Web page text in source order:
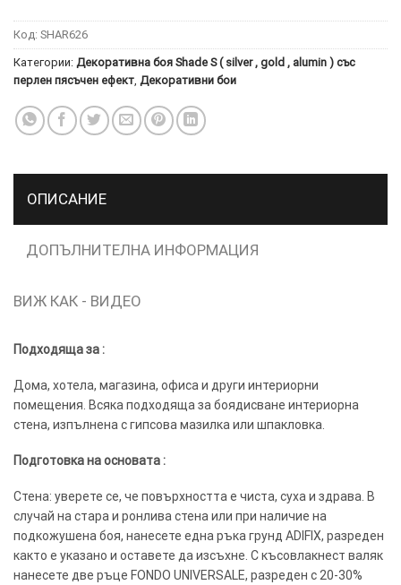
Код: SHAR626
Категории: Декоративна боя Shade S ( silver , gold , alumin ) със
перлен пясъчен ефект Декоративни бои
ОПИСАНИЕ
ДОПЪЛНИТЕЛНА ИНФОРМАЦИЯ
ВИЖ КАК - ВИДЕО
Подходяща за :
Дома, хотела, магазина, офиса и други интериорни
помещения. Всяка подходяща за боядисване интериорна
стена, изпълнена с гипсова мазилка или шпакловка.
Подготовка на основата :
Стена: уверете се, че повърхността е чиста, суха и здрава. В
случай на стара и ронлива стена или при наличие на
подкожушена боя, нанесете една ръка грунд ADIFIX, разреден
както е указано и оставете да изсъхне. С късовлакнест валяк
нанесете две ръце FONDO UNIVERSALE, разреден с 20-30%
ПОВЕЧЕ
ИНФОРМАЦИЯ
МОЖЕТЕ
НАМЕРИТЕ
ТУК.
УСЛУГИ ОПЦИИ